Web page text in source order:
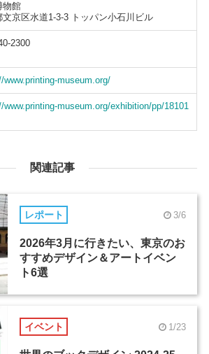
物館
文京区水道1-3-3 トッパン小石川ビル
2300
www.printing-museum.org/
www.printing-museum.org/exhibition/pp/18101
関連記事
レポート 3/6
2026年3月に行きたい、東京のお
すすめデザイン＆アートイベン
ト6選
イベント 1/23